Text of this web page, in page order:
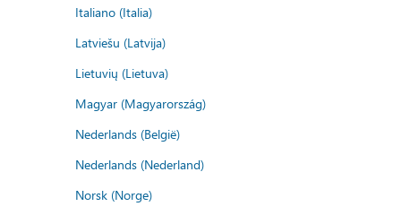
Italiano (Italia)
Latviešu (Latvija)
Lietuvių (Lietuva)
Magyar (Magyarország)
Nederlands (België)
Nederlands (Nederland)
Norsk (Norge)